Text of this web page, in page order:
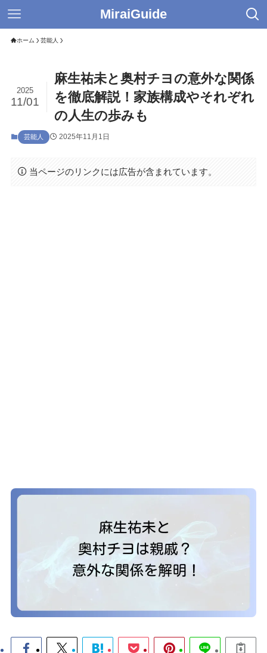
MiraiGuide
ホーム 芸能人
麻生祐未と奥村チヨの意外な関係
を徹底解説！家族構成やそれぞれ
の人生の歩みも
2025
11/01
芸能人 2025年11月1日
当ページのリンクには広告が含まれています。